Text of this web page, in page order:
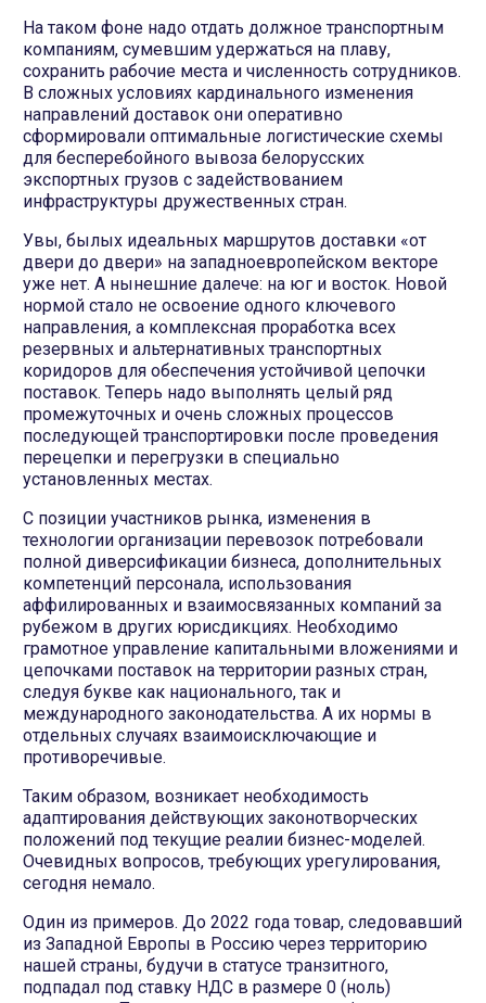
На таком фоне надо отдать должное транспортным
компаниям, сумевшим удержаться на плаву,
сохранить рабочие места и численность сотрудников.
В сложных условиях кардинального изменения
направлений доставок они оперативно
сформировали оптимальные логистические схемы
для бесперебойного вывоза белорусских
экспортных грузов с задействованием
инфраструктуры дружественных стран.
Увы, былых идеальных маршрутов доставки «от
двери до двери» на западноевропейском векторе
уже нет. А нынешние далече: на юг и восток. Новой
нормой стало не освоение одного ключевого
направления, а комплексная проработка всех
резервных и альтернативных транспортных
коридоров для обеспечения устойчивой цепочки
поставок. Теперь надо выполнять целый ряд
промежуточных и очень сложных процессов
последующей транспортировки после проведения
перецепки и перегрузки в специально
установленных местах.
С позиции участников рынка, изменения в
технологии организации перевозок потребовали
полной диверсификации бизнеса, дополнительных
компетенций персонала, использования
аффилированных и взаимосвязанных компаний за
рубежом в других юрисдикциях. Необходимо
грамотное управление капитальными вложениями и
цепочками поставок на территории разных стран,
следуя букве как национального, так и
международного законодательства. А их нормы в
отдельных случаях взаимоисключающие и
противоречивые.
Таким образом, возникает необходимость
адаптирования действующих законотворческих
положений под текущие реалии бизнес-моделей.
Очевидных вопросов, требующих урегулирования,
сегодня немало.
Один из примеров. До 2022 года товар, следовавший
из Западной Европы в Россию через территорию
нашей страны, будучи в статусе транзитного,
подпадал под ставку НДС в размере 0 (ноль)